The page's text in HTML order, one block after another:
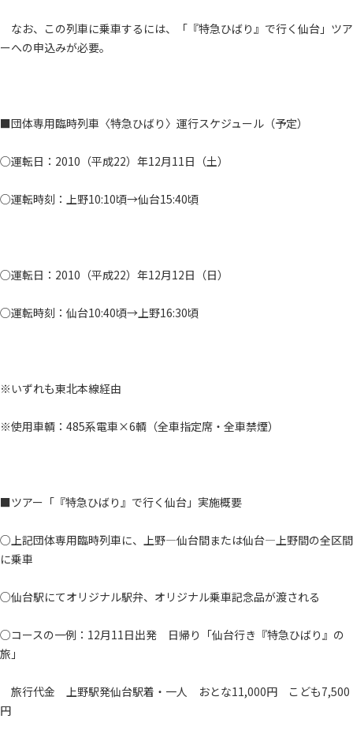
なお、この列車に乗車するには、「『特急ひばり』で行く仙台」ツア
ーへの申込みが必要。
■団体専用臨時列車〈特急ひばり〉運行スケジュール（予定）
○運転日：2010（平成22）年12月11日（土）
○運転時刻：上野10:10頃→仙台15:40頃
○運転日：2010（平成22）年12月12日（日）
○運転時刻：仙台10:40頃→上野16:30頃
※いずれも東北本線経由
※使用車輌：485系電車×6輌（全車指定席・全車禁煙）
■ツアー「『特急ひばり』で行く仙台」実施概要
○上記団体専用臨時列車に、上野―仙台間または仙台―上野間の全区間
に乗車
○仙台駅にてオリジナル駅弁、オリジナル乗車記念品が渡される
○コースの一例：12月11日出発 日帰り「仙台行き『特急ひばり』の
旅」
旅行代金 上野駅発仙台駅着・一人 おとな11,000円 こども7,500
円